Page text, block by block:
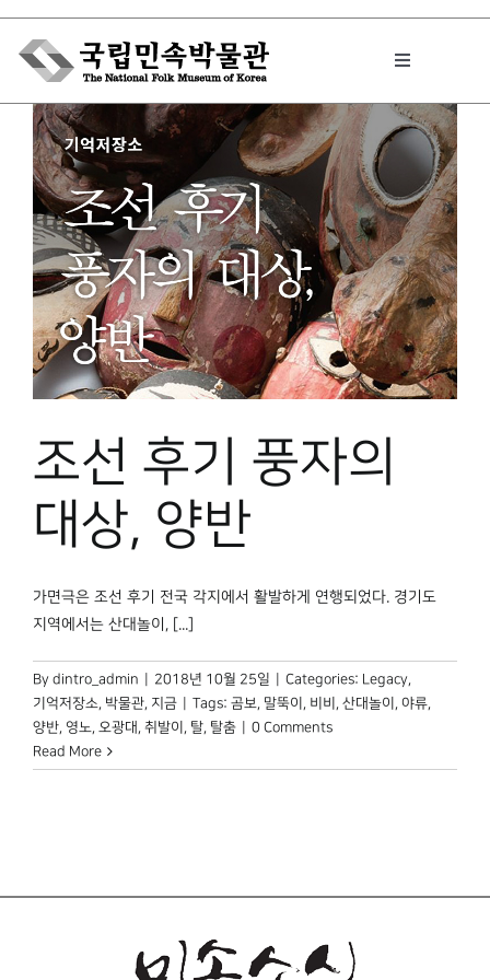
Skip
content
Toggle
박물관에서는
민속이야기
민속 인사이드
박물관 홈페이지
조선 후기 풍자의
대상, 양반
가면극은 조선 후기 전국 각지에서 활발하게 연행되었다. 경기도
지역에서는 산대놀이, [...]
By dintro_admin 2018년 10월 25일 Categories: Legacy,
기억저장소, 박물관, 지금 Tags: 곰보, 말뚝이 , 비비 , 산대놀이 , 야류,
양반, 영노, 오광대 , 취발이 , 탈, 탈춤
0 Comments
Read More